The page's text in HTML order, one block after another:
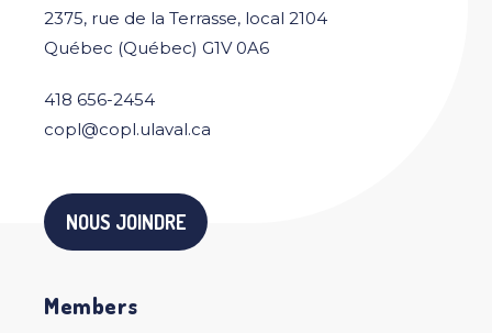
2375, rue de la Terrasse, local 2104
Québec (Québec) G1V 0A6
418 656-2454
copl@copl.ulaval.ca
NOUS JOINDRE
Members